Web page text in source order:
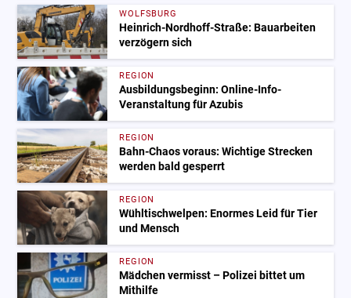
WOLFSBURG
Heinrich-Nordhoff-Straße: Bauarbeiten
verzögern sich
REGION
Ausbildungsbeginn: Online-Info-
Veranstaltung für Azubis
REGION
Bahn-Chaos voraus: Wichtige Strecken
werden bald gesperrt
REGION
Wühltischwelpen: Enormes Leid für Tier
und Mensch
REGION
Mädchen vermisst – Polizei bittet um
Mithilfe